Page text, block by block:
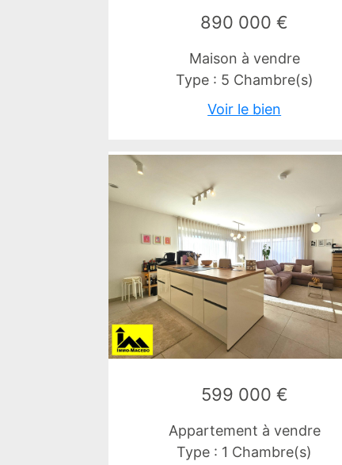
890 000 €
Maison à vendre
Type : 5 Chambre(s)
Voir le bien
599 000 €
Appartement à vendre
Type : 1 Chambre(s)